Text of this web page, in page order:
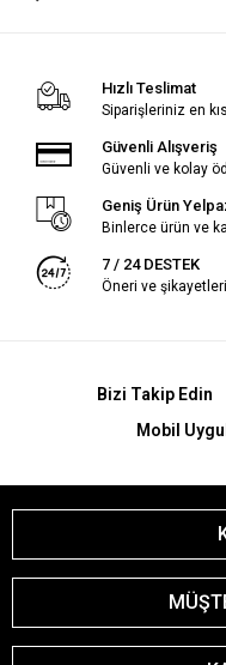
Hızlı Teslimat
Siparişleriniz en
Güvenli Alışveriş
Güvenli ve kolay
Geniş Ürün
Binlerce ürün ve
7 / 24 DESTEK
Öneri ve
Bizi Takip Edin
Mobil